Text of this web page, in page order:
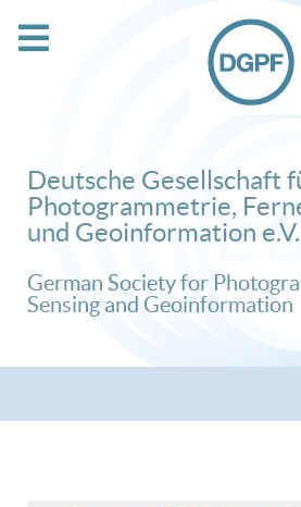
Deutsche Gesellschaft
Photogrammetrie,
und Geoinformation e.V.
German Society for
Sensing and Geoinformation